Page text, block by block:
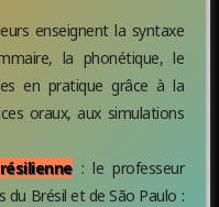
enseignent la syntaxe
la phonétique, le
en pratique grâce à la
oraux, aux simulations
: le professeur
du Brésil et de São Paulo :